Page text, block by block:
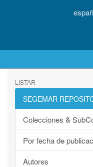
LISTAR
SEGEMAR
Colecciones &
Por fecha de
Autores